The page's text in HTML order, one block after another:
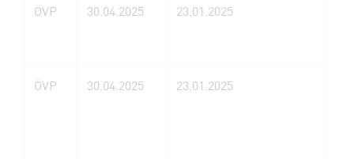
ÖVP
30.04.2025 23.01.2025
ÖVP 30.04.2025 23.01.2025